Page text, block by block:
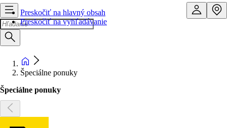
Preskočiť na hlavný obsah
Preskočiť na vyhľadávanie
Špeciálne ponuky
Špeciálne ponuky